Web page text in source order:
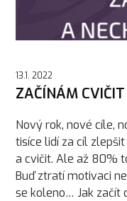
13.1. 2022
ZAČÍNÁM
Nový rok, nové cíle,
tisíce lidí za cíl
a cvičit. Ale až 80%
Buď ztratí motivaci
se koleno… Jak začít